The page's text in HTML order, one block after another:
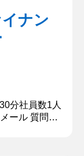
した。友人
いのペース
ナン
分社員数1人
ール 質問内